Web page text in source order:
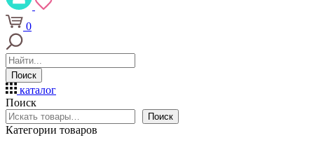
0
Поиск
каталог
Поиск
Поиск
Категории товаров